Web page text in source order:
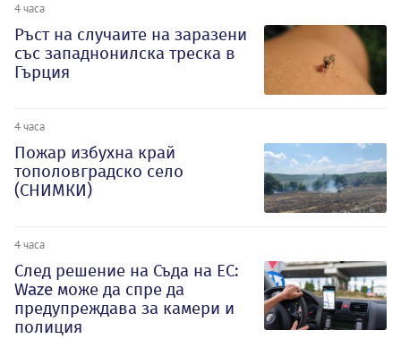
4 часа
Ръст на случаите на заразени
със западнонилска треска в
Гърция
4 часа
Пожар избухна край
тополовградско село
(СНИМКИ)
4 часа
След решение на Съда на ЕС:
Waze може да спре да
предупреждава за камери и
полиция